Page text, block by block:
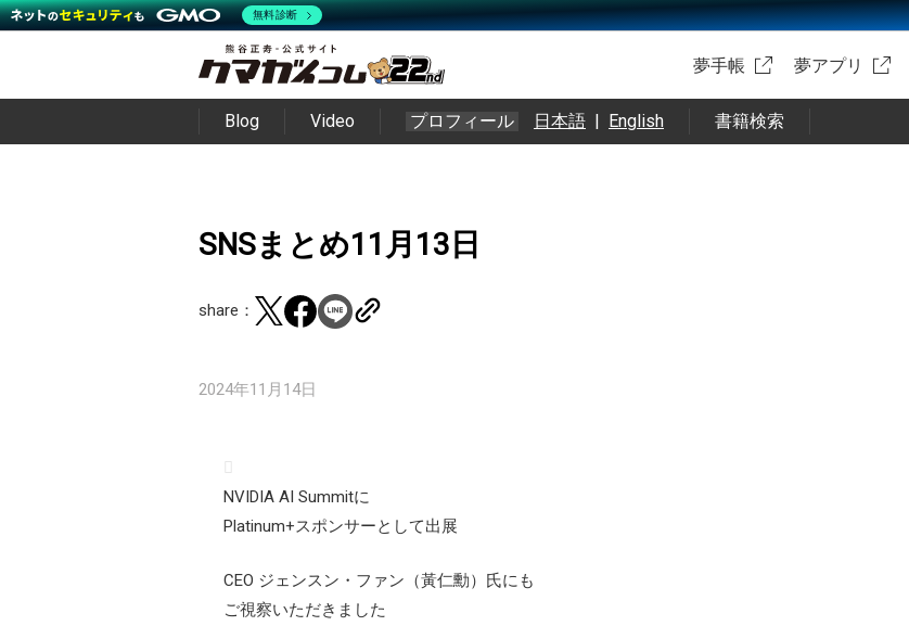
夢手帳 夢アプリ
Blog Video プロフィール 日本語 | English 書籍検索
SNSまとめ11月13日
share：
2024年11月14日
NVIDIA AI Summitに
Platinum+スポンサーとして出展
CEO ジェンスン・ファン（黃仁勳）氏にも
ご視察いただきました
無料診断